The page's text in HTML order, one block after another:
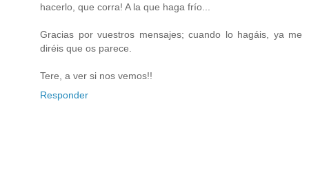
hacerlo, que corra! A la que haga frío...
Gracias por vuestros mensajes; cuando lo hagáis, ya me
diréis que os parece.
Tere, a ver si nos vemos!!
Responder